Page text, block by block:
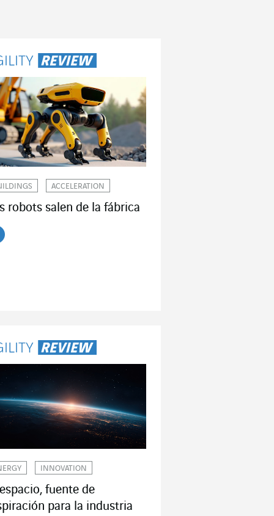
ACCELERATION
robots salen de la fábrica
INNOVATION
fuente de
para la industria